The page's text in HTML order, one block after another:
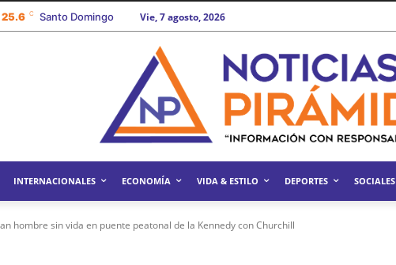
25.6 C Santo Domingo Vie, 7 agosto, 2026
INTERNACIONALES ECONOMÍA VIDA & ESTILO DEPORTES SOCIALES
hombre sin vida en puente peatonal de la Kennedy con Churchill